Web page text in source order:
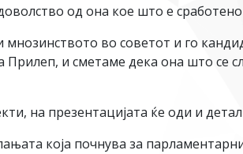
од она кое што е сработено
мнозинството во советот и го
и сметаме дека она што се
на презентацијата ќе оди и
која почнува за